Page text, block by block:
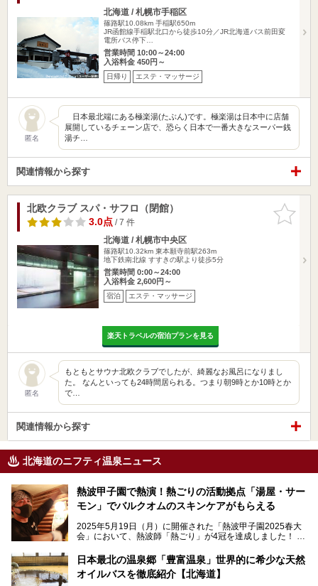
北海道 / 札幌市手稲区
篠路駅10.08km 手稲駅650m
JR函館線手稲駅北口から徒歩10分／JR北海道バス前田変
電所バス停下…
営業時間 10:00～24:00
入浴料金 450円～
日帰り エステ・マッサージ
匿名
日本最北端にある極楽湯(たぶん)です。極楽湯は日本中に店舗
展開しているチェーン店で、恐らく日本で一番大きなスーパー銭
湯チ…
関連情報から探す
お気に入
りに追加
北欧クラブ スパ・サフロ（閉館）
3.0点/ 7 件
北海道 / 札幌市中央区
篠路駅10.32km 東本願寺前駅263m
地下鉄南北線 すすきの駅より徒歩5分
営業時間 0:00～24:00
入浴料金 2,600円～
宿泊 エステ・マッサージ
楽天トラベルの宿泊プランを見る
匿名
もともとサウナ北欧クラブでしたが、綺麗なお風呂になりまし
た。 なんといっても24時間居られる。つまり朝9時とか10時とか
で…
関連情報から探す
北海道のニフティ温泉ニュース
熱波甲子園で熱演！熱ごりの活動拠点「湯屋・サー
モン」でバルクオムのスキンケアがもらえる
2025年5月19日（月）に開催された「熱波甲子園2025春大
会」において、熱波師「熱ごり」が4冠を達成しました！
動拠点である北海道の銭湯「湯屋・サーモン」にて、メンズ
スキンケアブランド バルクオムの「ONE DAY KIT」を数量
限定でプレゼントいたします。
日本最北の温泉郷「豊富温泉」世界的に希少な天然
オイルバスを徹底紹介【北海道】